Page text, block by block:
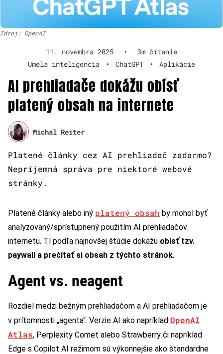
Zdroj: OpenAI
11. novembra 2025 •
3m čítanie
Umelá inteligencia
• ChatGPT • Aplikácie
AI prehliadače dokážu obísť
platený obsah na internete
Michal Reiter
Platené články cez AI prehliadač zadarmo?
Nepríjemná správa pre niektoré webové
stránky.
Platené články alebo iný platený obsah by mohol byť
analyzovaný/sprístupnený použitím AI prehliadačov
internetu. Tí podľa najnovšej štúdie dokážu obísť tzv.
paywall a prečítať si obsah z týchto stránok.
Agent vs. neagent
Rozdiel medzi bežným prehliadačom a AI prehliadačom je
v prítomnosti „agenta“. Verzie AI ako napríklad OpenAI
Atlas, Perplexity Comet alebo Strawberry či napríklad
Edge s Copilot AI režimom sú výkonnejšie ako štandardne